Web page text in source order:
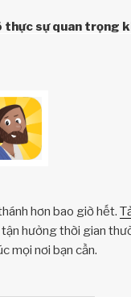
thực sự quan trọng
hơn bao giờ hết.
hưởng thời gian
mọi nơi bạn cần.